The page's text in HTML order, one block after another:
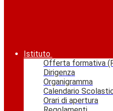
Istituto
Offerta formativa
Dirigenza
Organigramma
Calendario
Orari di apertura